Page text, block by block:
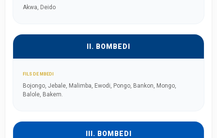
Akwa, Deido
II. BOMBEDI
FILS DE MBEDI
Bojongo, Jebale, Malimba, Ewodi, Pongo, Bankon, Mongo,
Balole, Bakem.
III. BOMBEDI